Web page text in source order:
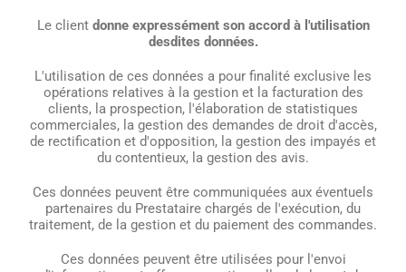
Le client donne expressément son accord à l'utilisation
desdites données.
L'utilisation de ces données a pour finalité exclusive les
opérations relatives à la gestion et la facturation des
clients, la prospection, l'élaboration de statistiques
commerciales, la gestion des demandes de droit d'accès,
de rectification et d'opposition, la gestion des impayés et
du contentieux, la gestion des avis.
Ces données peuvent être communiquées aux éventuels
partenaires du Prestataire chargés de l'exécution, du
traitement, de la gestion et du paiement des commandes.
Ces données peuvent être utilisées pour l'envoi